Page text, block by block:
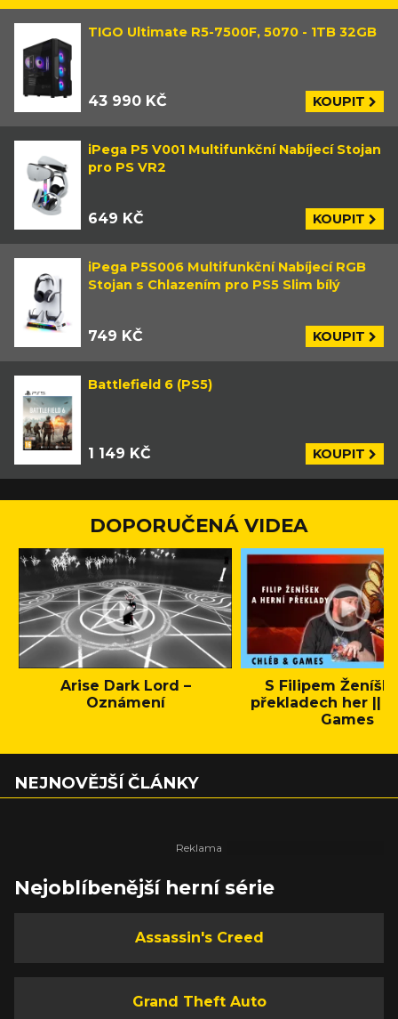
TIGO Ultimate R5-7500F, 5070 - 1TB 32GB
43 990 KČ KOUPIT
iPega P5 V001 Multifunkční Nabíjecí Stojan
pro PS VR2
649 KČ KOUPIT
iPega P5S006 Multifunkční Nabíjecí RGB
Stojan s Chlazením pro PS5 Slim bílý
749 KČ KOUPIT
Battlefield 6 (PS5)
1 149 KČ KOUPIT
DOPORUČENÁ VIDEA
Arise Dark Lord –
Oznámení
S Filipem
překladech her ||
Games
NEJNOVĚJŠÍ ČLÁNKY
Nejoblíbenější herní série
Assassin's Creed
Grand Theft Auto